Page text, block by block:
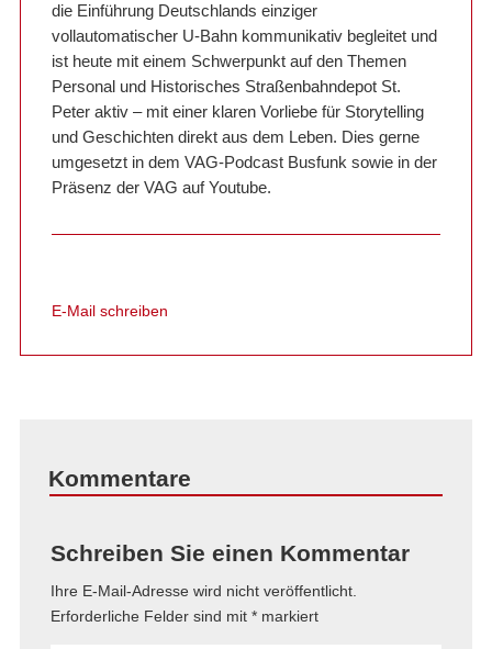
die Einführung Deutschlands einziger
vollautomatischer U-Bahn kommunikativ begleitet und
ist heute mit einem Schwerpunkt auf den Themen
Personal und Historisches Straßenbahndepot St.
Peter aktiv – mit einer klaren Vorliebe für Storytelling
und Geschichten direkt aus dem Leben. Dies gerne
umgesetzt in dem VAG-Podcast Busfunk sowie in der
Präsenz der VAG auf Youtube.
E-Mail schreiben
Kommentare
Schreiben Sie einen Kommentar
Ihre E-Mail-Adresse wird nicht veröffentlicht.
Erforderliche Felder sind mit *markiert